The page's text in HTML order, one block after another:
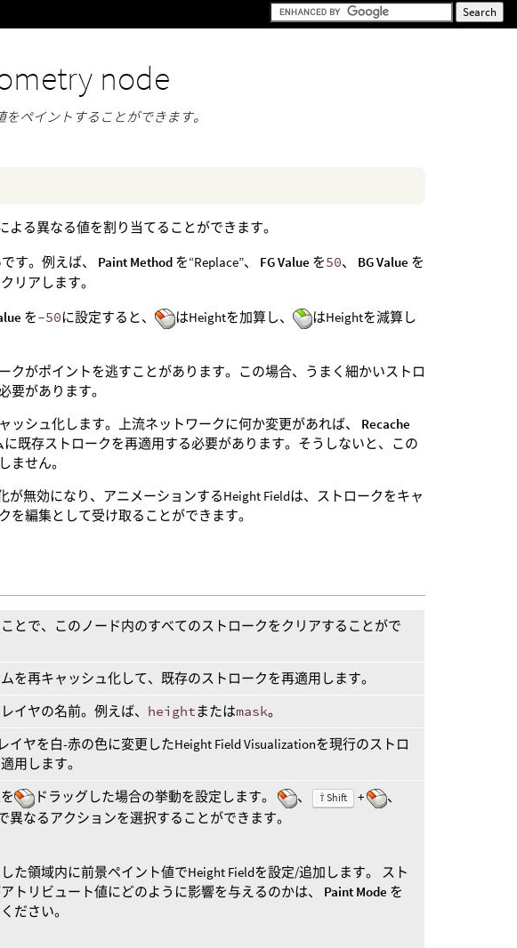
node
ペイントすることができます。
よる異なる値を割り当てることができます。
す。例えば、 Paint Methodを“Replace”、 FG Value を50、 BG Value を
リアします。
を-50に設定すると、 はHeightを加算し、
はHeightを減算し
クがポイントを逃すことがあります。この場合、うまく細かいストロ
要があります。
シュ化します。上流ネットワークに何か変更があれば、 Recache
既存ストロークを再適用する必要があります。そうしないと、この
ません。
が無効になり、アニメーションするHeight Fieldは、ストロークをキャ
編集として受け取ることができます。
とで、このノード内のすべてのストロークをクリアすることがで
を再キャッシュ化して、既存のストロークを再適用します。
イヤの名前。例えば、 heightまたはmask。
イヤを白-赤の色に変更したHeight Field Visualizationを現行のストロ
用します。
ドラッグした場合の挙動を設定します。 、 ⇧ Shift + 、
異なるアクションを選択することができます。
た領域内に前景ペイント値でHeight Fieldを設定/追加します。 スト
トリビュート値にどのように影響を与えるのかは、 Paint Mode を
ださい。